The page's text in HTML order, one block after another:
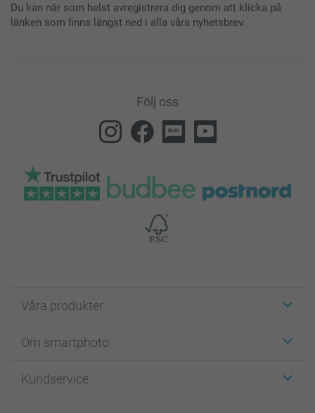
Du kan när som helst avregistrera dig genom att klicka på
länken som finns längst ned i alla våra nyhetsbrev.
Följ oss
Våra produkter
Fotokort
Fotoböcker
Om smartphoto
För affiliates
Kundservice